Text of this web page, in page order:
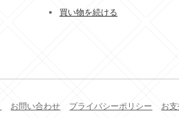
買い物を続ける
お問い合わせ プライバシーポリシー お